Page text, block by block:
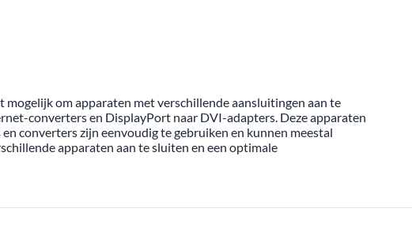
om apparaten met verschillende aansluitingen aan te
converters en DisplayPort naar DVI-adapters. Deze apparaten
converters zijn eenvoudig te gebruiken en kunnen meestal
apparaten aan te sluiten en een optimale